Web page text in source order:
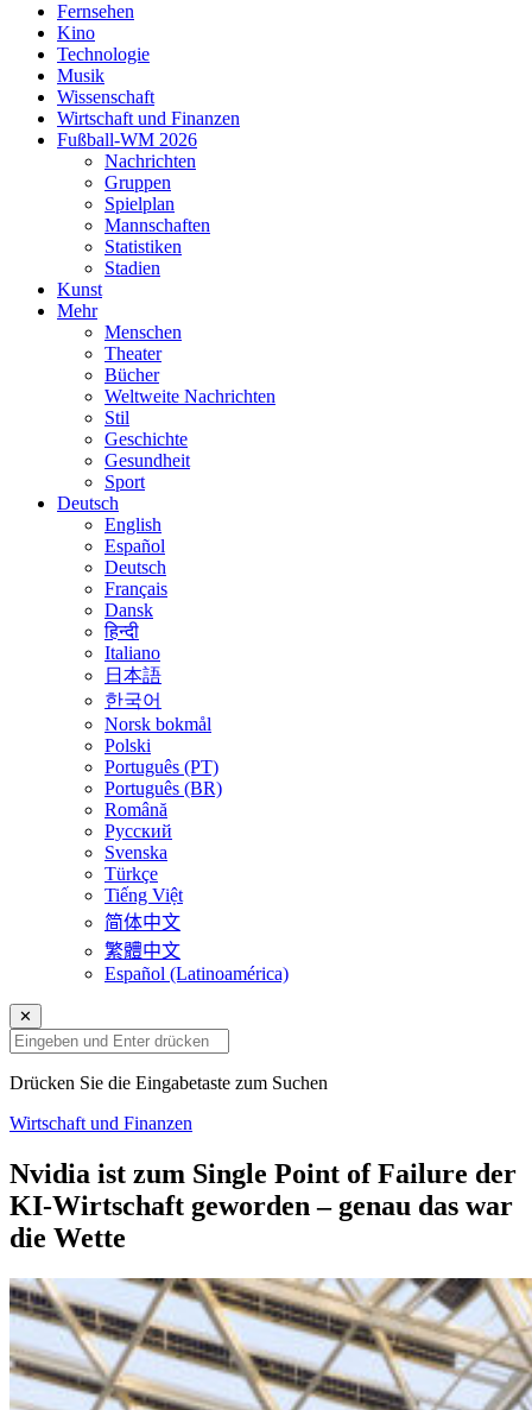
Fernsehen
Kino
Technologie
Musik
Wissenschaft
Wirtschaft und Finanzen
Fußball-WM 2026
Nachrichten
Gruppen
Spielplan
Mannschaften
Statistiken
Stadien
Kunst
Mehr
Menschen
Theater
Bücher
Weltweite Nachrichten
Stil
Geschichte
Gesundheit
Sport
Deutsch
English
Español
Deutsch
Français
Dansk
हिन्दी
Italiano
日本語
한국어
Norsk bokmål
Polski
Português (PT)
Português (BR)
Română
Русский
Svenska
Türkçe
Tiếng Việt
简体中文
繁體中文
Español (Latinoamérica)
✕
Drücken Sie die Eingabetaste zum Suchen
Wirtschaft und Finanzen
Nvidia ist zum Single Point of Failure der
KI-Wirtschaft geworden – genau das war
die Wette